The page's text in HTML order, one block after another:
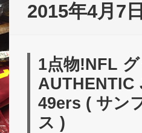
2015年4月7
1点物!NFL
AUTHENTIC
49ers ( サン
ス )